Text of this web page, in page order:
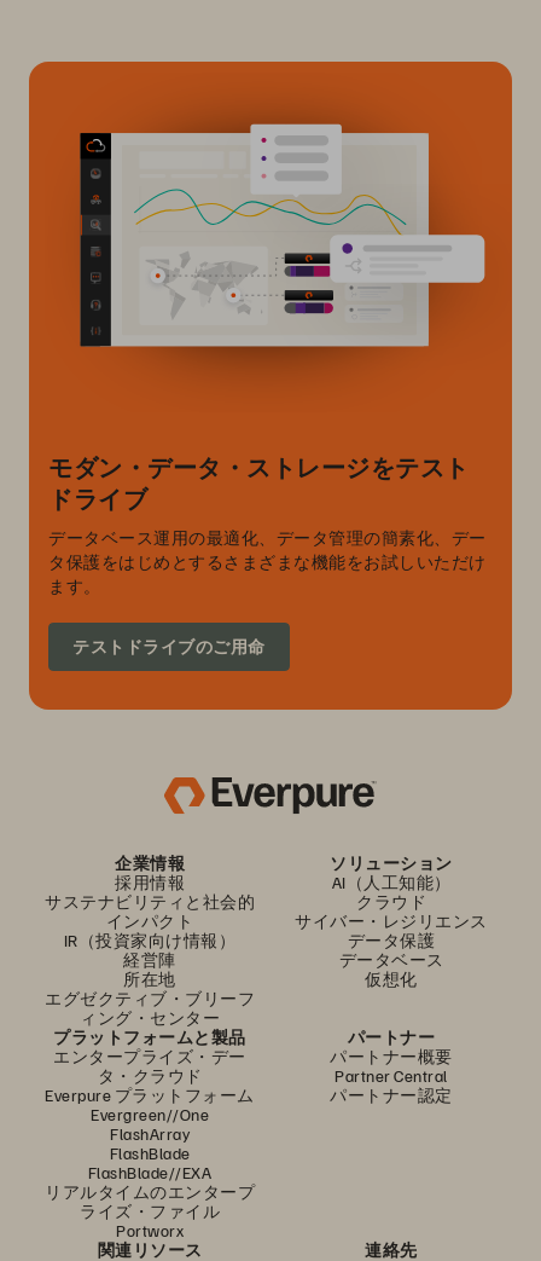
モダン・データ・ストレージをテスト
ドライブ
データベース運用の最適化、データ管理の簡素化、デー
タ保護をはじめとするさまざまな機能をお試しいただけ
ます。
テストドライブのご用命
企業情報
採用情報
サステナビリティと社会的
インパクト
IR（投資家向け情報）
経営陣
所在地
エグゼクティブ・ブリーフ
ィング・センター
ソリューション
AI（人工知能）
クラウド
サイバー・レジリエンス
データ保護
データベース
仮想化
プラットフォームと製品
エンタープライズ・デー
タ・クラウド
Everpure プラットフォーム
Evergreen//One
FlashArray
FlashBlade
FlashBlade//EXA
リアルタイムのエンタープ
ライズ・ファイル
Portworx
パートナー
パートナー概要
Partner Central
パートナー認定
関連リソース
連絡先